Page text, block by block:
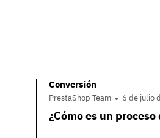
Conversión
PrestaShop Team 6 de julio
¿Cómo es un